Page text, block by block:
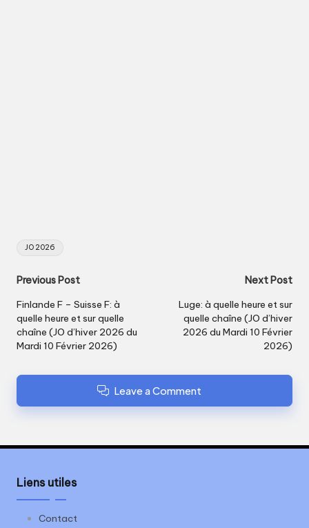
Tags:
JO 2026
Post
navigation
Previous Post
Finlande F – Suisse F: à
quelle heure et sur quelle
chaîne (JO d’hiver 2026 du
Mardi 10 Février 2026)
Next Post
Luge: à quelle heure et sur
quelle chaîne (JO d’hiver
2026 du Mardi 10 Février
2026)
Leave a Comment
Liens utiles
Contact